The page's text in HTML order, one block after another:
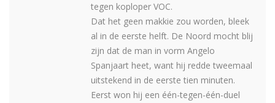
tegen koploper VOC.
Dat het geen makkie zou worden, bleek
al in de eerste helft. De Noord mocht blij
zijn dat de man in vorm Angelo
Spanjaart heet, want hij redde tweemaal
uitstekend in de eerste tien minuten.
Eerst won hij een één-tegen-één-duel